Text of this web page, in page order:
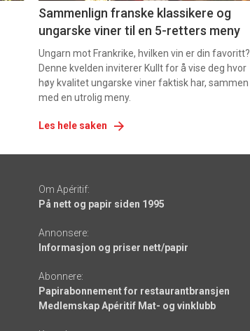
Sammenlign franske klassikere og
ungarske viner til en 5-retters meny
Ungarn mot Frankrike, hvilken vin er din favoritt?
Denne kvelden inviterer Kullt for å vise deg hvor
høy kvalitet ungarske viner faktisk har, sammen
med en utrolig meny.
Les hele saken
Om Apéritif:
På nett og papir siden 1995
Annonsere:
Informasjon og priser nett/papir
Abonnere:
Papirabonnement for restaurantbransjen
Medlemskap Apéritif Mat- og vinklubb